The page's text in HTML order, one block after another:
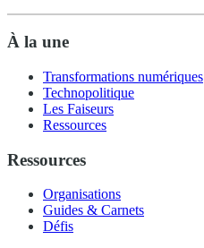
À la une
Transformations numériques
Technopolitique
Les Faiseurs
Ressources
Ressources
Organisations
Guides & Carnets
Défis